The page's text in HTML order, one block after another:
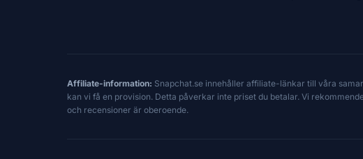
Affiliate-information: Snapchat.se innehåller affiliate-länkar till våra
kan vi få en provision. Detta påverkar inte priset du betalar. Vi
och recensioner är oberoende.